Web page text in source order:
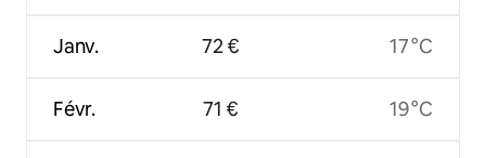
Janv.
Févr.
72 €
71 €
17 °C
19 °C